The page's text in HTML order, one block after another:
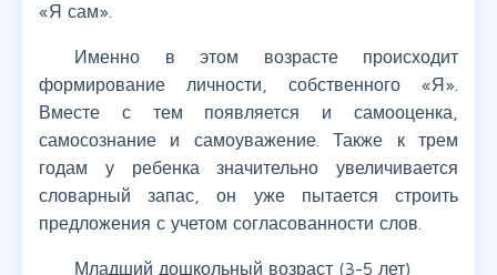
«Я сам».
Именно в этом возрасте происходит
формирование личности, собственного «Я».
Вместе с тем появляется и самооценка,
самосознание и самоуважение. Также к трем
годам у ребенка значительно увеличивается
словарный запас, он уже пытается строить
предложения с учетом согласованности слов.
Младший дошкольный возраст (3-5 лет)